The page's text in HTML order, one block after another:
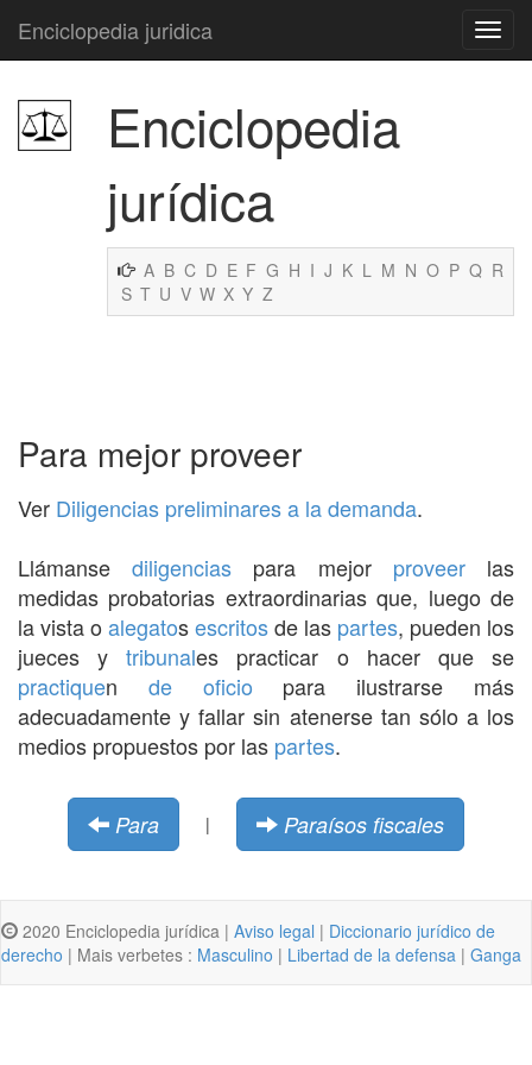
Enciclopedia juridica
Enciclopedia
jurídica
A B C D E F G H I J K L M N O P Q R
S T U V W X Y Z
Para mejor proveer
Ver Diligencias preliminares a la demanda.
Llámansediligencias para mejor proveerlas
medidas probatorias extraordinarias que, luego de
la vista o alegatosescritosde las partes, pueden los
jueces ytribunales practicar o hacer que se
practiquen de oficio para ilustrarse más
adecuadamente y fallar sin atenerse tan sólo a los
medios propuestos por las partes.
Para | Paraísos fiscales
2020 Enciclopedia jurídica | Aviso legal | Diccionario jurídico de
derecho | Mais verbetes : Masculino | Libertad de la defensa | Ganga